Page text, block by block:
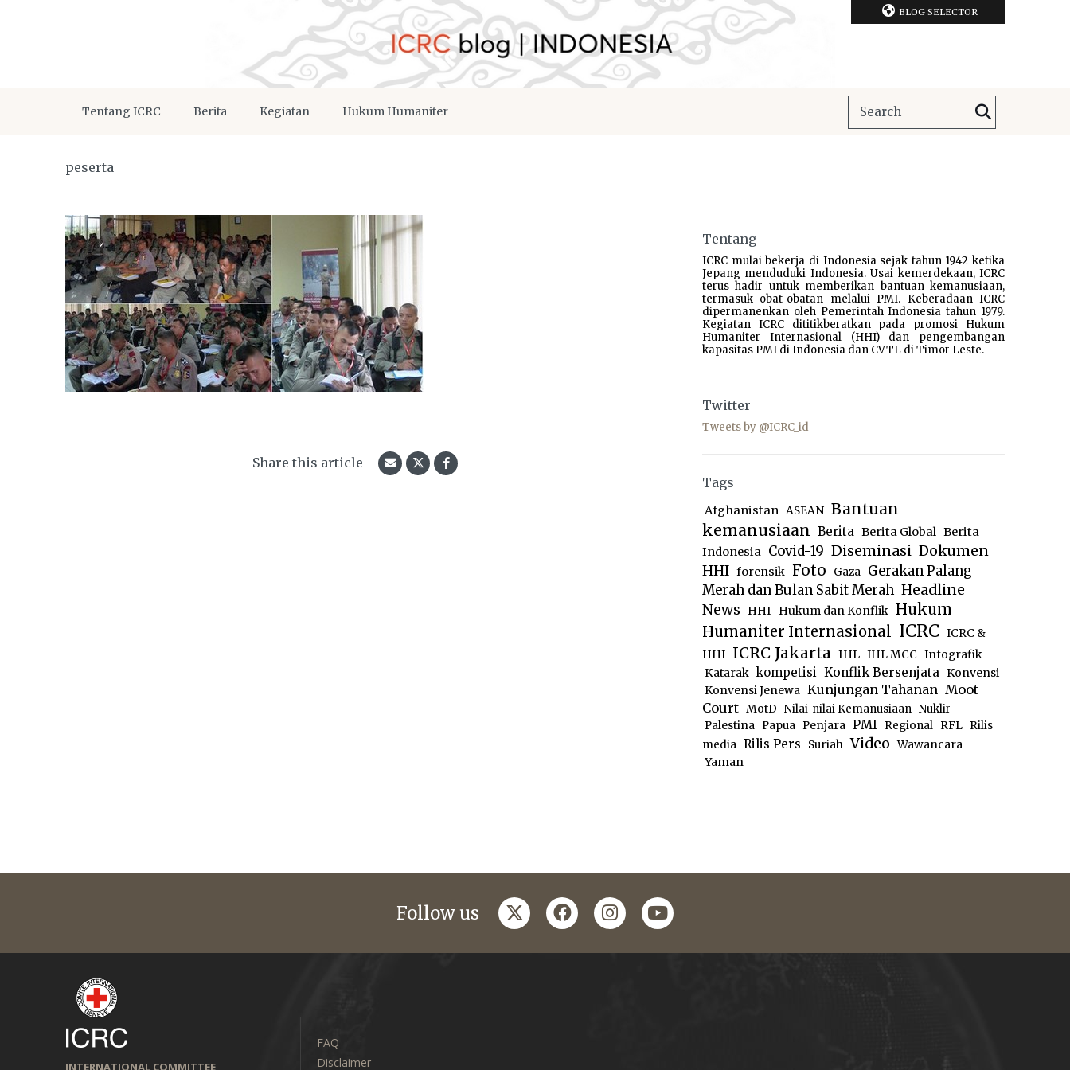
BLOG SELECTOR
Tentang ICRC Berita Kegiatan Hukum Humaniter
peserta
Share this article
Tentang
ICRC mulai bekerja di Indonesia sejak tahun 1942 ketika
Jepang menduduki Indonesia. Usai kemerdekaan, ICRC
terus hadir untuk memberikan bantuan kemanusiaan,
termasuk obat-obatan melalui PMI. Keberadaan ICRC
dipermanenkan oleh Pemerintah Indonesia tahun 1979.
Kegiatan ICRC dititikberatkan pada promosi Hukum
Humaniter Internasional (HHI) dan pengembangan
kapasitas PMI di Indonesia dan CVTL di Timor Leste.
Twitter
Tweets by @ICRC_id
Tags
Afghanistan ASEAN Bantuan
kemanusiaan Berita Berita Global Berita
Indonesia Covid-19 Diseminasi Dokumen
HHI forensik Foto Gaza Gerakan Palang
Merah dan Bulan Sabit Merah Headline
News
HHI Hukum dan Konflik Hukum
Humaniter Internasional ICRC ICRC &
HHI ICRC Jakarta IHL IHL MCC Infografik
Katarak kompetisi Konflik Bersenjata Konvensi
Konvensi Jenewa Kunjungan Tahanan Moot
Court MotD Nilai-nilai Kemanusiaan Nuklir
Palestina
Papua Penjara PMI Regional RFL
Rilis
media Rilis Pers Suriah Video Wawancara
Yaman
Follow us twitterfacebookinstagram
youtube
INTERNATIONAL COMMITTEE
FAQ
Disclaimer